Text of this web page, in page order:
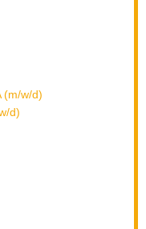
(m/w/d)
d)